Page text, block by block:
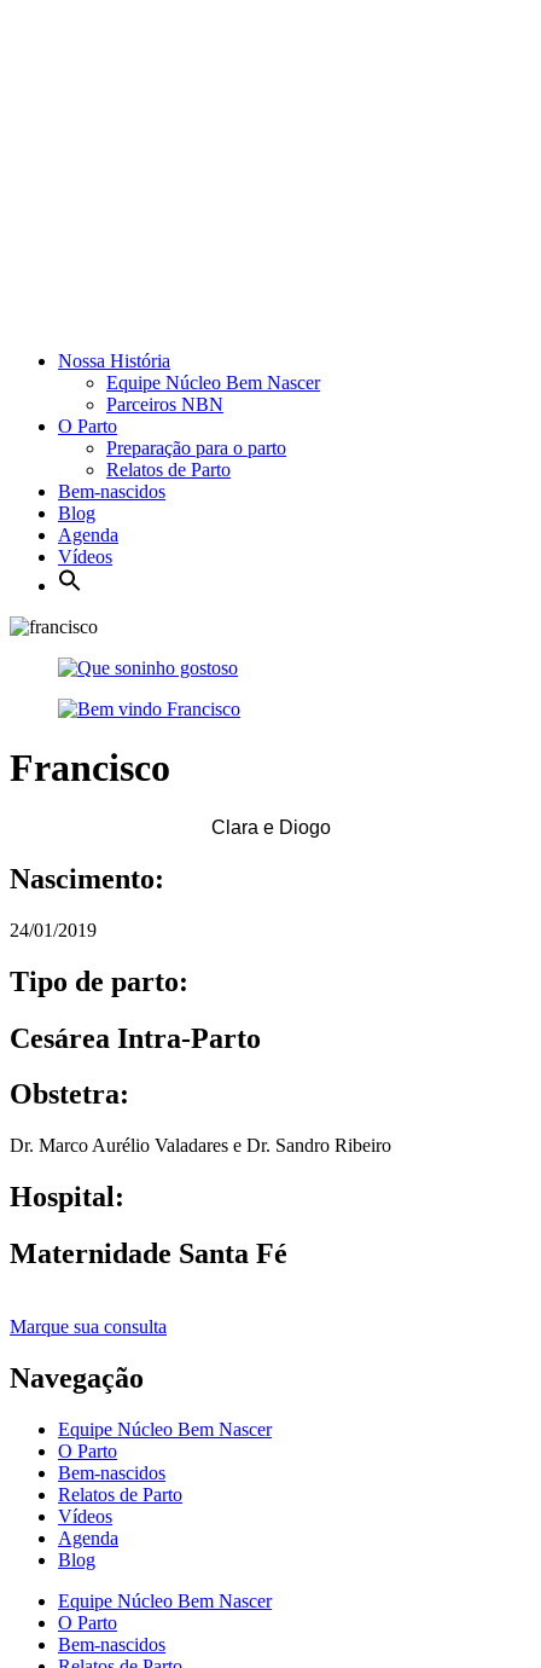
Nossa História
Equipe Núcleo Bem Nascer
Parceiros NBN
O Parto
Preparação para o parto
Relatos de Parto
Bem-nascidos
Blog
Agenda
Vídeos
Francisco
Clara e Diogo
Nascimento:
24/01/2019
Tipo de parto:
Cesárea Intra-Parto
Obstetra:
Dr. Marco Aurélio Valadares e Dr. Sandro Ribeiro
Hospital:
Maternidade Santa Fé
Marque sua consulta
Navegação
Equipe Núcleo Bem Nascer
O Parto
Bem-nascidos
Relatos de Parto
Vídeos
Agenda
Blog
Equipe Núcleo Bem Nascer
O Parto
Bem-nascidos